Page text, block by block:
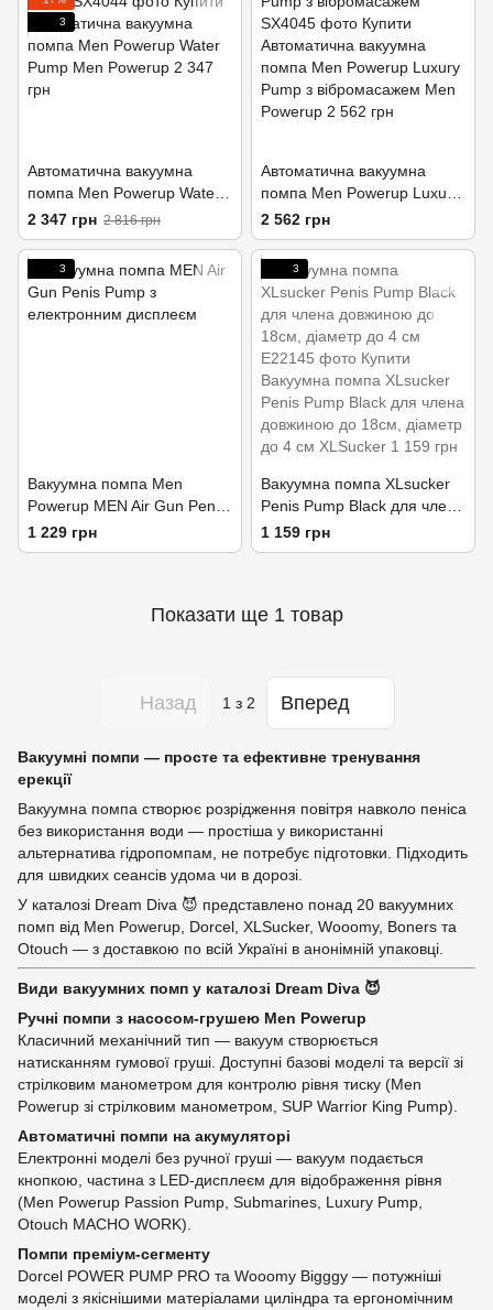
3
Автоматична вакуумна
помпа Men Powerup Water
Pump
2 347 грн 2 816 грн
Автоматична вакуумна
помпа Men Powerup Luxury
Pump з вібромасажем
2 562 грн
3
Вакуумна помпа Men
Powerup MEN Air Gun Penis
Pump
1 229 грн
3
Вакуумна помпа XLsucker
Penis Pump Black для члена
довжиною до 18см, діаметр
до 4 см
1 159 грн
Показати ще 1 товар
Назад 1 з 2 Вперед
Вакуумні помпи — просте та ефективне тренування
ерекції
Вакуумна помпа створює розрідження повітря навколо пеніса
без використання води — простіша у використанні
альтернатива гідропомпам, не потребує підготовки. Підходить
для швидких сеансів удома чи в дорозі.
У каталозі Dream Diva 😈 представлено понад 20 вакуумних
помп від Men Powerup, Dorcel, XLSucker, Wooomy, Boners та
Otouch — з доставкою по всій Україні в анонімній упаковці.
Види вакуумних помп у каталозі Dream Diva 😈
Ручні помпи з насосом-грушею Men Powerup
Класичний механічний тип — вакуум створюється
натисканням гумової груші. Доступні базові моделі та версії зі
стрілковим манометром для контролю рівня тиску (Men
Powerup зі стрілковим манометром, SUP Warrior King Pump).
Автоматичні помпи на акумуляторі
Електронні моделі без ручної груші — вакуум подається
кнопкою, частина з LED-дисплеєм для відображення рівня
(Men Powerup Passion Pump, Submarines, Luxury Pump,
Otouch MACHO WORK).
Помпи преміум-сегменту
Dorcel POWER PUMP PRO та Wooomy Bigggy — потужніші
моделі з якіснішими матеріалами циліндра та ергономічним